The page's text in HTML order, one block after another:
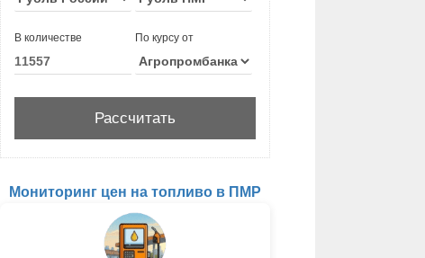
В количестве По курсу от
Мониторинг цен на топливо в ПМР